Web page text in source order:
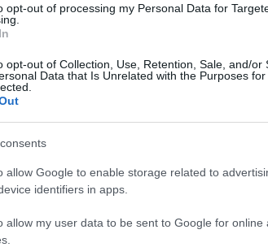
opt-out of processing my Personal Data for
opt-out of Collection, Use, Retention, Sale, and/or
Data that Is Unrelated with the Purposes
allow Google to enable storage related to
identifiers in apps.
allow my user data to be sent to Google for online
μπαίνετε στο αυτοκίνητό σας, που είχατε
ημέρας, και να διαπιστώνετε ότιη
φτάσει σε δυσθεώρητα ύψη,
δεν μπορείτε να τα αγγίξετε.